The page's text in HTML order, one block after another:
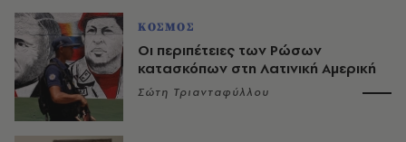
ΚΟΣΜΟΣ
Οι περιπέτειες των Ρώσων
κατασκόπων στη Λατινική Αμερική
Σώτη Τριανταφύλλου